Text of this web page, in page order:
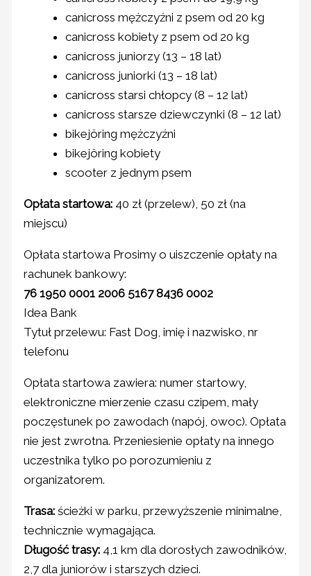
canicross mężczyźni z psem od 20 kg
canicross kobiety z psem od 20 kg
canicross juniorzy (13 – 18 lat)
canicross juniorki (13 – 18 lat)
canicross starsi chłopcy (8 – 12 lat)
canicross starsze dziewczynki (8 – 12 lat)
bikejöring mężczyźni
bikejöring kobiety
scooter z jednym psem
Opłata startowa: 40 zł (przelew), 50 zł (na
miejscu)
Opłata startowa Prosimy o uiszczenie opłaty na
rachunek bankowy:
76 1950 0001 2006 5167 8436 0002
Idea Bank
Tytuł przelewu: Fast Dog, imię i nazwisko, nr
telefonu
Opłata startowa zawiera: numer startowy,
elektroniczne mierzenie czasu czipem, mały
poczęstunek po zawodach (napój, owoc). Opłata
nie jest zwrotna. Przeniesienie opłaty na innego
uczestnika tylko po porozumieniu z
organizatorem.
Trasa: ścieżki w parku, przewyższenie minimalne,
technicznie wymagająca.
Długość trasy: 4,1 km dla dorosłych zawodników,
2,7 dla juniorów i starszych dzieci.